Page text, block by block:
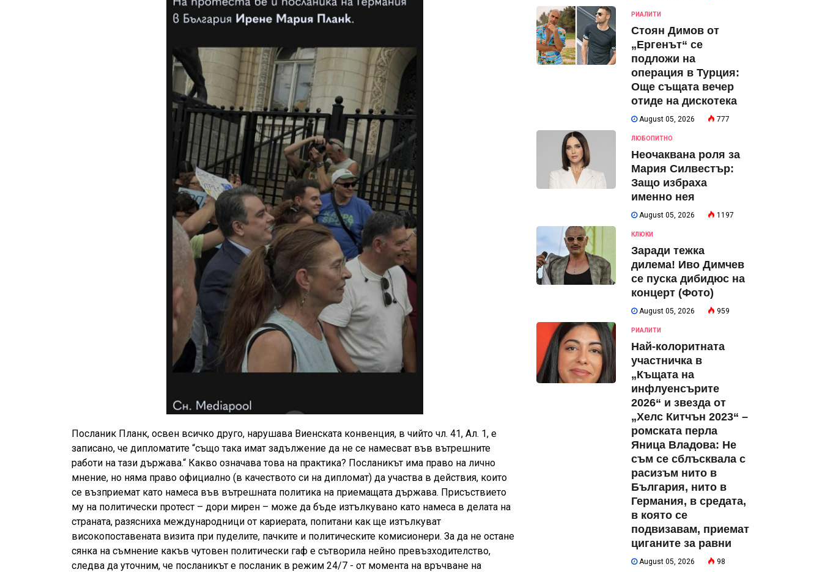
Посланик Планк, освен всичко друго, нарушава Виенската конвенция, в чийто чл. 41, Ал. 1, е
записано, че дипломатите “също така имат задължение да не се намесват във вътрешните
работи на тази държава.“ Какво означава това на практика? Посланикът има право на лично
мнение, но няма право официално (в качеството си на дипломат) да участва в действия, които
се възприемат като намеса във вътрешната политика на приемащата държава. Присъствието
му на политически протест – дори мирен – може да бъде изтълкувано като намеса в делата на
страната, разясниха международници от кариерата, попитани как ще изтълкуват
високопоставената визита при пуделите, пачките и политическите комисионери. За да не остане
сянка на съмнение какъв чутовен политически гаф е сътворила нейно превъзходителство,
следва да уточним, че посланикът е посланик в режим 24/7 - от момента на връчване на
РИАЛИТИ
Стоян Димов от
„Ергенът“ се
подложи на
операция в Турция:
Още същата вечер
отиде на дискотека
August 05, 2026 777
ЛЮБОПИТНО
Неочаквана роля за
Мария Силвестър:
Защо избраха
именно нея
August 05, 2026 1197
КЛЮКИ
Заради тежка
дилема! Иво Димчев
се пуска дибидюс на
концерт (Фото)
August 05, 2026 959
РИАЛИТИ
Най-колоритната
участничка в
„Къщата на
инфлуенсърите
2026“ и звезда от
„Хелс Китчън 2023“ –
ромската перла
Яница Владова: Не
съм се сблъсквала с
расизъм нито в
България, нито в
Германия, в средата,
в която се
подвизавам, приемат
циганите за равни
August 05, 2026 98